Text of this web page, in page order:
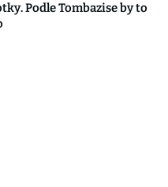
Podle Tombazise by to